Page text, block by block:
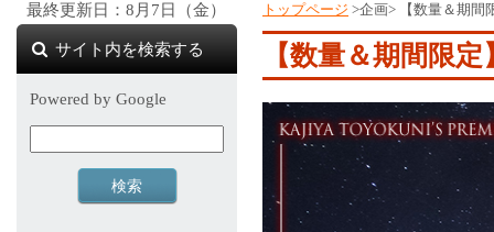
トップページ >企画> 【数量＆期
【数量＆期間限
最終更新日：8月7日（金）
サイト内を検索する
Powered by Google